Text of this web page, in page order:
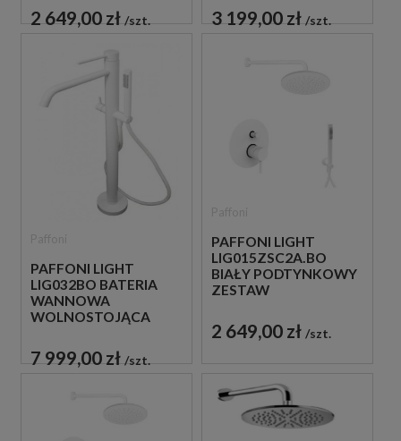
PRYSZNICOWY
2 649,00 zł szt.
PRYSZNICOWY
3 199,00 zł szt.
PAFFONI LIGHT
LIG032BO BATERIA
WANNOWA
WOLNOSTOJĄCA
7 999,00 zł szt.
PAFFONI LIGHT
LIG015ZSC2A.BO
BIAŁY PODTYNKOWY
ZESTAW
2 649,00 zł szt.